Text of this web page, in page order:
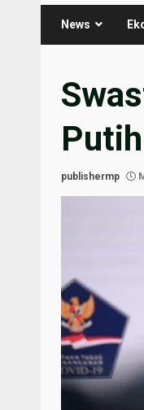
News
Putih
publishermp